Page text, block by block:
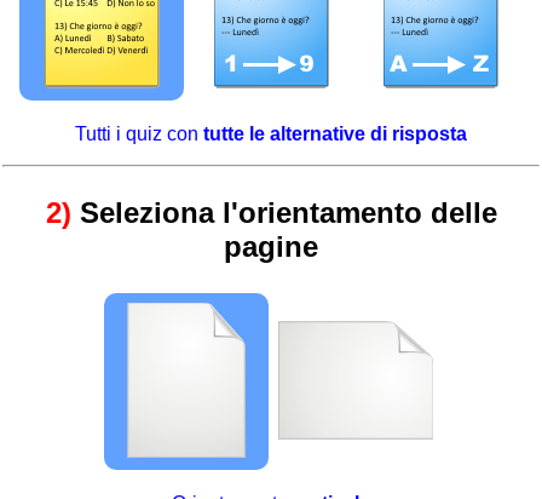
Tutti i quiz con tutte le alternative di risposta
2) Seleziona l'orientamento delle
pagine